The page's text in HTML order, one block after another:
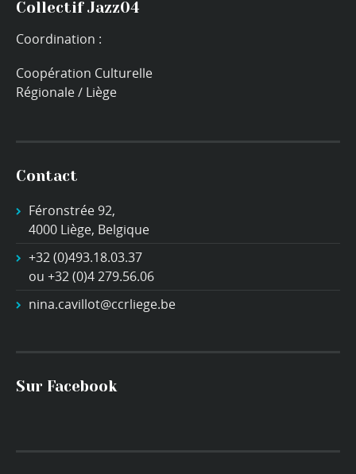
Collectif Jazz04
Coordination :
Coopération Culturelle
Régionale / Liège
Contact
Féronstrée 92,
4000 Liège, Belgique
+32 (0)493.18.03.37
ou +32 (0)4 279.56.06
nina.cavillot@ccrliege.be
Sur Facebook